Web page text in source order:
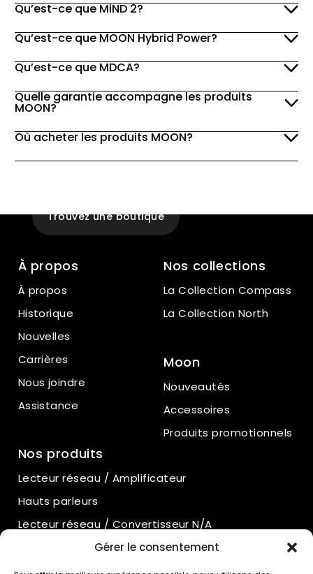
Gérer le consentement
Qu’est-ce que MiND 2?
Qu’est-ce que MOON Hybrid Power?
Qu’est-ce que MDCA?
Quelle garantie accompagne les produits
MOON?
Où acheter les produits MOON?
Trouvez une boutique
À propos
À propos
Historique
Nouvelles
Carrières
Nous joindre
Assistance
Nos collections
La Collection Compass
La Collection North
Moon
Nouveautés
Accessoires
Produits promotionnels
Nos produits
Lecteur réseau / Amplificateur
Hauts parleurs
Lecteur réseau / Convertisseur N/A
Amplificateurs intégrés
Amplificateurs de puissance